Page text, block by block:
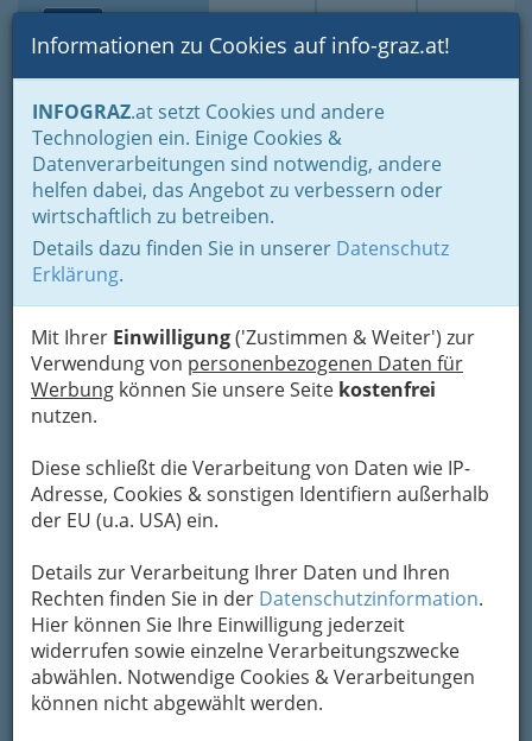
Suche Login Toggle
Informationen zu Cookies auf info-graz.at!
INFOGRAZ.at setzt Cookies und andere
Technologien ein. Einige Cookies &
Datenverarbeitungen sind notwendig, andere
helfen dabei, das Angebot zu verbessern oder
wirtschaftlich zu betreiben.
Details dazu finden Sie in unserer Datenschutz
Erklärung.
Mit Ihrer Einwilligung('Zustimmen & Weiter') zur
Verwendung von personenbezogenen Daten für
Werbung können Sie unsere Seite kostenfrei
nutzen.
Diese schließt die Verarbeitung von Daten wie IP-
Adresse, Cookies & sonstigen Identifiern außerhalb
der EU (u.a. USA) ein.
Details zur Verarbeitung Ihrer Daten und Ihren
Rechten finden Sie in der Datenschutzinformation.
Hier können Sie Ihre Einwilligung jederzeit
widerrufen sowie einzelne Verarbeitungszwecke
abwählen. Notwendige Cookies & Verarbeitungen
können nicht abgewählt werden.
Home Branchen
Notdienste für (fast) alle Fälle
Diverse Hilfen bei Notfällen & wichtige Adressen
Euro-Notruf: 112